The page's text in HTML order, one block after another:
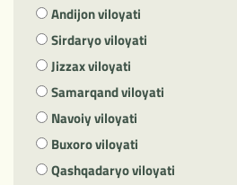
Andijon viloyati
Sirdaryo viloyati
Jizzax viloyati
Samarqand viloyati
Navoiy viloyati
Buxoro viloyati
Qashqadaryo viloyati